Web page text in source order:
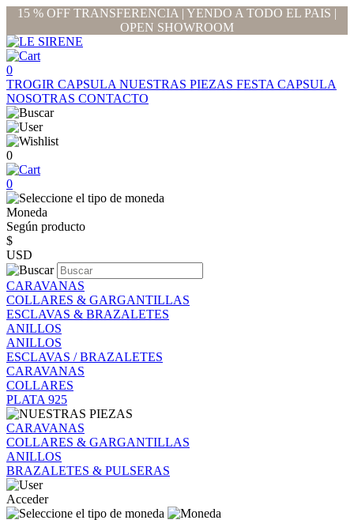
15 % OFF TRANSFERENCIA | YENDO A TODO EL PAIS |
OPEN SHOWROOM
0
TROGIR CAPSULA NUESTRAS PIEZAS FESTA CAPSULA
NOSOTRAS CONTACTO
0
0
Moneda
Según producto
$
USD
CARAVANAS
COLLARES & GARGANTILLAS
ESCLAVAS & BRAZALETES
ANILLOS
ANILLOS
ESCLAVAS / BRAZALETES
CARAVANAS
COLLARES
PLATA 925
CARAVANAS
COLLARES & GARGANTILLAS
ANILLOS
BRAZALETES & PULSERAS
Acceder